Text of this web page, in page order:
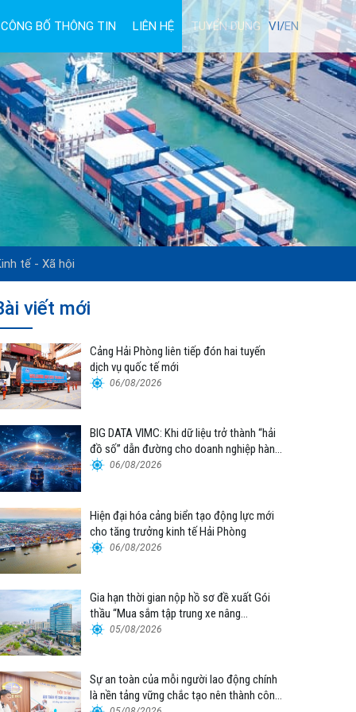
CÔNG BỐ THÔNG TIN LIÊN HỆ TUYỂN DỤNG VI/EN
tế - Xã hội
viết mới
Cảng Hải Phòng liên tiếp đón hai tuyến
dịch vụ quốc tế mới
06/08/2026
BIG DATA VIMC: Khi dữ liệu trở thành “hải
đồ số” dẫn đường cho doanh nghiệp hàng
hải 06/08/2026
Hiện đại hóa cảng biển tạo động lực mới
cho tăng trưởng kinh tế Hải Phòng
06/08/2026
Gia hạn thời gian nộp hồ sơ đề xuất Gói
thầu “Mua sắm tập trung xe nâng
container thuộc Tổng công ty Hàng hải
05/08/2026
Sự an toàn của mỗi người lao động chính
là nền tảng vững chắc tạo nên thành công